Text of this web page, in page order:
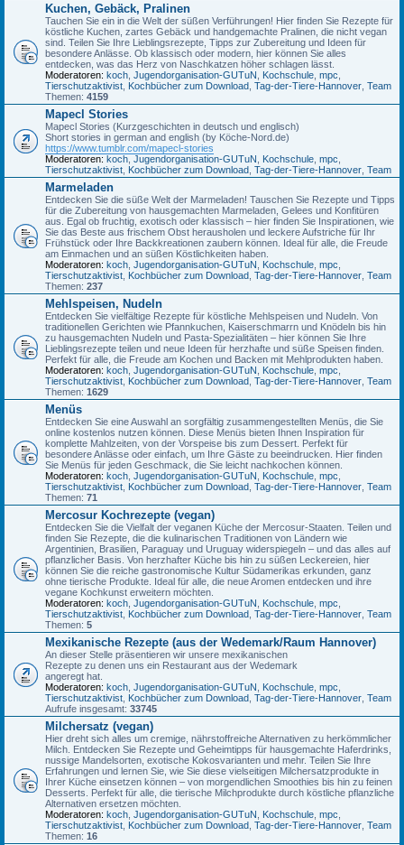
Kuchen, Gebäck, Pralinen
Tauchen Sie ein in die Welt der süßen Verführungen! Hier finden Sie Rezepte für
köstliche Kuchen, zartes Gebäck und handgemachte Pralinen, die nicht vegan
sind. Teilen Sie Ihre Lieblingsrezepte, Tipps zur Zubereitung und Ideen für
besondere Anlässe. Ob klassisch oder modern, hier können Sie alles
entdecken, was das Herz von Naschkatzen höher schlagen lässt.
Moderatoren: koch Jugendorganisation-GUTuN Kochschule mpc
Tierschutzaktivist Kochbücher zum Download Tag-der-Tiere-Hannover Team
Themen: 4159
Mapecl Stories
Mapecl Stories (Kurzgeschichten in deutsch und englisch)
Short stories in german and english (by Köche-Nord.de)
https://www.tumblr.com/mapecl-stories
Moderatoren: koch Jugendorganisation-GUTuN Kochschule mpc
Tierschutzaktivist Kochbücher zum Download Tag-der-Tiere-Hannover Team
Marmeladen
Entdecken Sie die süße Welt der Marmeladen! Tauschen Sie Rezepte und Tipps
für die Zubereitung von hausgemachten Marmeladen, Gelees und Konfitüren
aus. Egal ob fruchtig, exotisch oder klassisch – hier finden Sie Inspirationen, wie
Sie das Beste aus frischem Obst herausholen und leckere Aufstriche für Ihr
Frühstück oder Ihre Backkreationen zaubern können. Ideal für alle, die Freude
am Einmachen und an süßen Köstlichkeiten haben.
Moderatoren: koch Jugendorganisation-GUTuN Kochschule mpc
Tierschutzaktivist Kochbücher zum Download Tag-der-Tiere-Hannover Team
Themen: 237
Mehlspeisen, Nudeln
Entdecken Sie vielfältige Rezepte für köstliche Mehlspeisen und Nudeln. Von
traditionellen Gerichten wie Pfannkuchen, Kaiserschmarrn und Knödeln bis hin
zu hausgemachten Nudeln und Pasta-Spezialitäten – hier können Sie Ihre
Lieblingsrezepte teilen und neue Ideen für herzhafte und süße Speisen finden.
Perfekt für alle, die Freude am Kochen und Backen mit Mehlprodukten haben.
Moderatoren: koch Jugendorganisation-GUTuN Kochschule mpc
Tierschutzaktivist Kochbücher zum Download Tag-der-Tiere-Hannover Team
Themen: 1629
Menüs
Entdecken Sie eine Auswahl an sorgfältig zusammengestellten Menüs, die Sie
online kostenlos nutzen können. Diese Menüs bieten Ihnen Inspiration für
komplette Mahlzeiten, von der Vorspeise bis zum Dessert. Perfekt für
besondere Anlässe oder einfach, um Ihre Gäste zu beeindrucken. Hier finden
Sie Menüs für jeden Geschmack, die Sie leicht nachkochen können.
Moderatoren: koch Jugendorganisation-GUTuN Kochschule mpc
Tierschutzaktivist Kochbücher zum Download Tag-der-Tiere-Hannover Team
Themen: 71
Mercosur Kochrezepte (vegan)
Entdecken Sie die Vielfalt der veganen Küche der Mercosur-Staaten. Teilen und
finden Sie Rezepte, die die kulinarischen Traditionen von Ländern wie
Argentinien, Brasilien, Paraguay und Uruguay widerspiegeln – und das alles auf
pflanzlicher Basis. Von herzhafter Küche bis hin zu süßen Leckereien, hier
können Sie die reiche gastronomische Kultur Südamerikas erkunden, ganz
ohne tierische Produkte. Ideal für alle, die neue Aromen entdecken und ihre
vegane Kochkunst erweitern möchten.
Moderatoren: koch Jugendorganisation-GUTuN Kochschule mpc
Tierschutzaktivist Kochbücher zum Download Tag-der-Tiere-Hannover Team
Themen: 5
Mexikanische Rezepte (aus der Wedemark/Raum Hannover)
An dieser Stelle präsentieren wir unsere mexikanischen
Rezepte zu denen uns ein Restaurant aus der Wedemark
angeregt hat.
Moderatoren: koch Jugendorganisation-GUTuN Kochschule mpc
Tierschutzaktivist Kochbücher zum Download Tag-der-Tiere-Hannover Team
Aufrufe insgesamt: 33745
Milchersatz (vegan)
Hier dreht sich alles um cremige, nährstoffreiche Alternativen zu herkömmlicher
Milch. Entdecken Sie Rezepte und Geheimtipps für hausgemachte Haferdrinks,
nussige Mandelsorten, exotische Kokosvarianten und mehr. Teilen Sie Ihre
Erfahrungen und lernen Sie, wie Sie diese vielseitigen Milchersatzprodukte in
Ihrer Küche einsetzen können – von morgendlichen Smoothies bis hin zu feinen
Desserts. Perfekt für alle, die tierische Milchprodukte durch köstliche pflanzliche
Alternativen ersetzen möchten.
Moderatoren: koch Jugendorganisation-GUTuN Kochschule mpc
Tierschutzaktivist Kochbücher zum Download Tag-der-Tiere-Hannover Team
Themen: 16